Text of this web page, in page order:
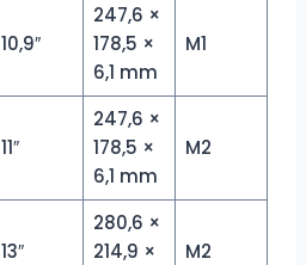
10,9″
247,6 ×
178,5 ×
6,1 mm
M1
11″
247,6 ×
178,5 ×
6,1 mm
M2
13″
280,6 ×
214,9 ×
M2